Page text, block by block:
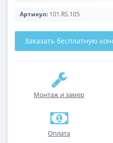
Артикул: 101.RS.105
Заказать бесплатную
Монтаж и замер
Оплата